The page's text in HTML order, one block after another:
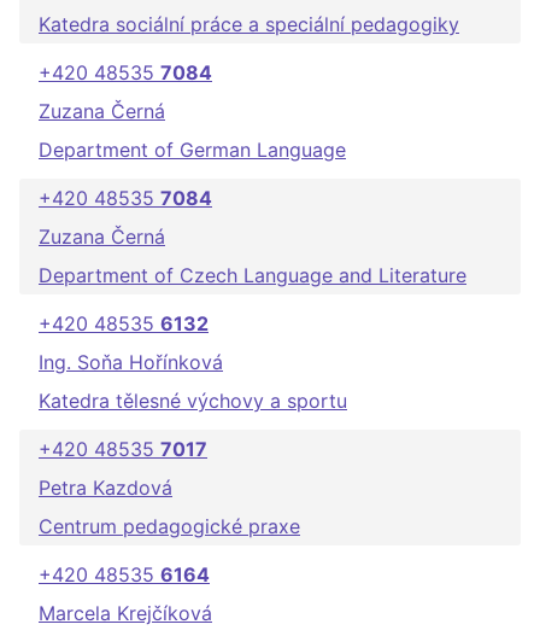
Katedra sociální práce a speciální pedagogiky
+420 48535 7084
Zuzana Černá
Department of German Language
+420 48535 7084
Zuzana Černá
Department of Czech Language and Literature
+420 48535 6132
Ing. Soňa Hořínková
Katedra tělesné výchovy a sportu
+420 48535 7017
Petra Kazdová
Centrum pedagogické praxe
+420 48535 6164
Marcela Krejčíková